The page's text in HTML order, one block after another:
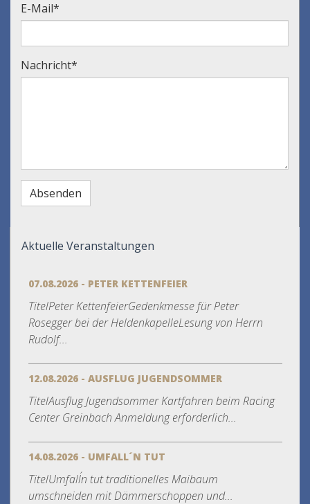
E-Mail*
Nachricht*
Aktuelle Veranstaltungen
07.08.2026 - PETER KETTENFEIER
TitelPeter KettenfeierGedenkmesse für Peter
Rosegger bei der HeldenkapelleLesung von Herrn
Rudolf...
12.08.2026 - AUSFLUG JUGENDSOMMER
TitelAusflug Jugendsommer Kartfahren beim Racing
Center Greinbach Anmeldung erforderlich...
14.08.2026 - UMFALL´N TUT
TitelUmfall´n tut traditionelles Maibaum
umschneiden mit Dämmerschoppen und...